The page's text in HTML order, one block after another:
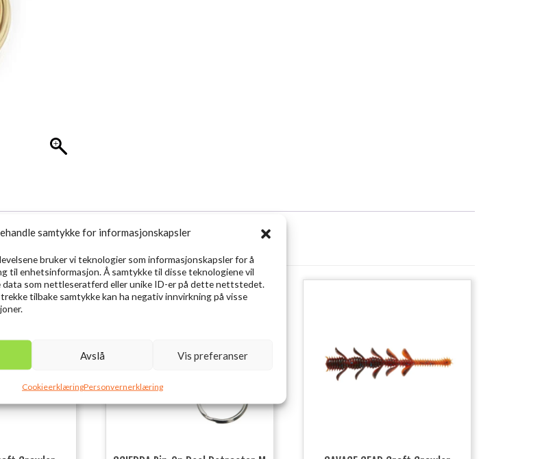
samtykke for informasjonskapsler
bruker vi teknologier som informasjonskapsler for å
til enhetsinformasjon. Å samtykke til disse teknologiene vil
data som nettleseratferd eller unike ID-er på dette nettstedet.
tilbake samtykke kan ha negativ innvirkning på visse
Avslå Vis preferanser
CookieerklæringPersonvernerklæring